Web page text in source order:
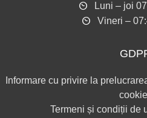
Luni – joi
Vineri –
Informare cu privire la
Termeni și condiții de